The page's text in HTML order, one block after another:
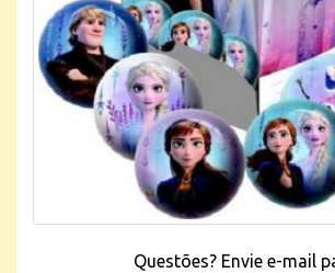
Questões? Envie e-mail